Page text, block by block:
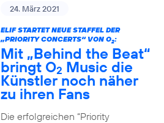
24. März 2021
ELIF STARTET NEUE STAFFEL DER
„PRIORITY CONCERTS“ VON O2:
Mit „Behind the Beat“
bringt O2 Music die
Künstler noch näher
zu ihren Fans
Die erfolgreichen “Priority